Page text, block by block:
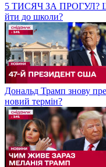
5 ТИСЯЧ ЗА ПРОГУЛ?
йти до школи?
Дональд Трамп знову
новий термін?